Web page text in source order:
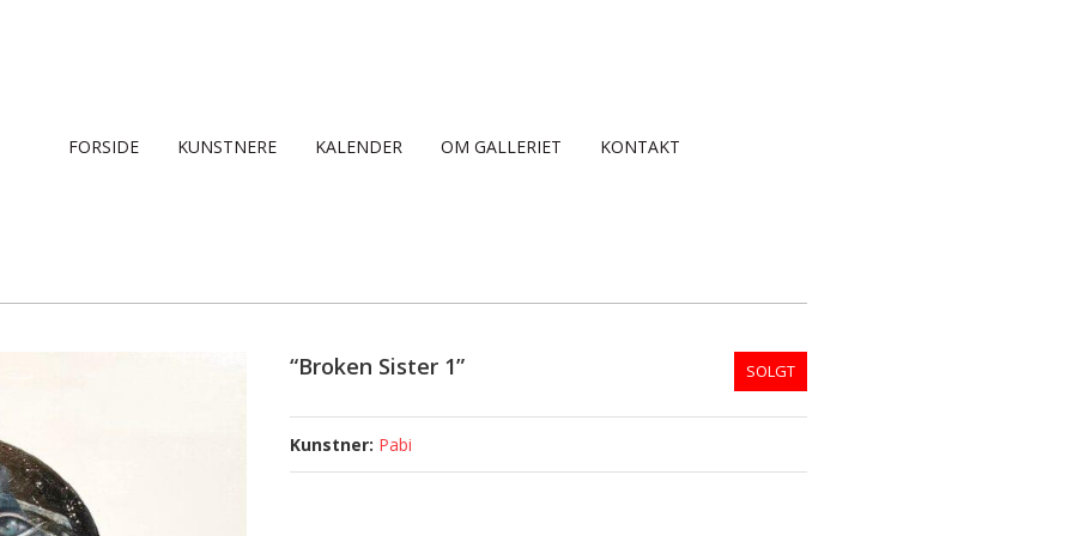
FORSIDE KUNSTNERE KALENDER OM GALLERIET KONTAKT
SOLGT
“Broken Sister 1”
Pabi